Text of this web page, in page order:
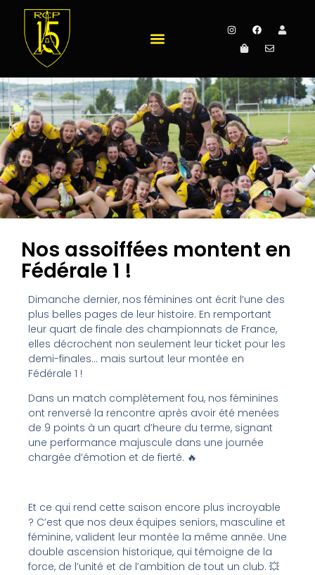
Nos assoiffées montent en
Fédérale 1 !
Dimanche dernier, nos féminines ont écrit l’une des
plus belles pages de leur histoire. En remportant
leur quart de finale des championnats de France,
elles décrochent non seulement leur ticket pour les
demi-finales… mais surtout leur montée en
Fédérale 1 !
Dans un match complètement fou, nos féminines
ont renversé la rencontre après avoir été menées
de 9 points à un quart d’heure du terme, signant
une performance majuscule dans une journée
chargée d’émotion et de fierté. 🔥
Et ce qui rend cette saison encore plus incroyable
? C’est que nos deux équipes seniors, masculine et
féminine, valident leur montée la même année. Une
double ascension historique, qui témoigne de la
force, de l’unité et de l’ambition de tout un club. 💥